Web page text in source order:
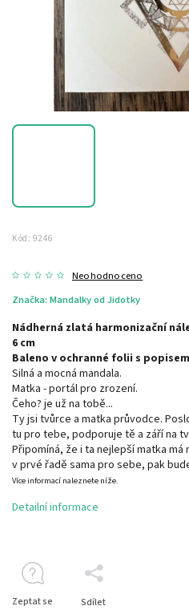
Kód: 9246
Neohodnoceno
Značka: Mandalky od Jidotky
Nádherná zlatá harmonizační
6 cm
Baleno v ochranné folii s
Silná a mocná mandala.
Matka - portál pro zrození.
Čeho? je už na tobě...
Ty jsi tvůrce a matka průvodce.
tu pro tebe, podporuje tě a září na
Připomíná, že i ta nejlepší matka
v prvé řadě sama pro sebe, pak
Více informací naleznete níže.
Detailní informace
Zeptat se Sdílet